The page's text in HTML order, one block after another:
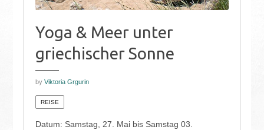
Yoga & Meer unter
griechischer Sonne
by Viktoria Grgurin
REISE
Datum: Samstag, 27. Mai bis Samstag 03.